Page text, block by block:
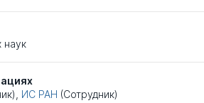
наук
ИС РАН (Сотрудник)